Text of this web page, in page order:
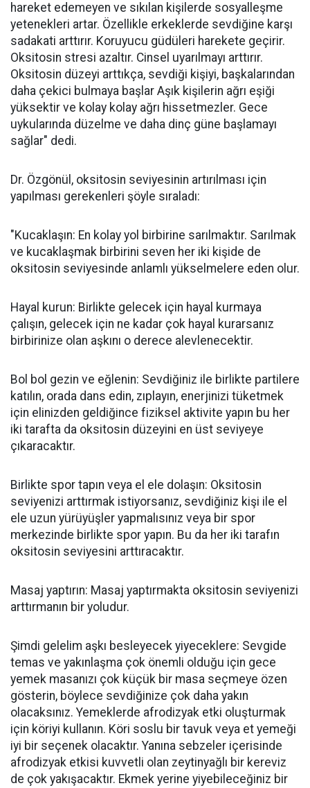
hareket edemeyen ve sıkılan kişilerde sosyalleşme
yetenekleri artar. Özellikle erkeklerde sevdiğine karşı
sadakati arttırır. Koruyucu güdüleri harekete geçirir.
Oksitosin stresi azaltır. Cinsel uyarılmayı arttırır.
Oksitosin düzeyi arttıkça, sevdiği kişiyi, başkalarından
daha çekici bulmaya başlar Aşık kişilerin ağrı eşiği
yüksektir ve kolay kolay ağrı hissetmezler. Gece
uykularında düzelme ve daha dinç güne başlamayı
sağlar" dedi.
Dr. Özgönül, oksitosin seviyesinin artırılması için
yapılması gerekenleri şöyle sıraladı:
"Kucaklaşın: En kolay yol birbirine sarılmaktır. Sarılmak
ve kucaklaşmak birbirini seven her iki kişide de
oksitosin seviyesinde anlamlı yükselmelere eden olur.
Hayal kurun: Birlikte gelecek için hayal kurmaya
çalışın, gelecek için ne kadar çok hayal kurarsanız
birbirinize olan aşkını o derece alevlenecektir.
Bol bol gezin ve eğlenin: Sevdiğiniz ile birlikte partilere
katılın, orada dans edin, zıplayın, enerjinizi tüketmek
için elinizden geldiğince fiziksel aktivite yapın bu her
iki tarafta da oksitosin düzeyini en üst seviyeye
çıkaracaktır.
Birlikte spor tapın veya el ele dolaşın: Oksitosin
seviyenizi arttırmak istiyorsanız, sevdiğiniz kişi ile el
ele uzun yürüyüşler yapmalısınız veya bir spor
merkezinde birlikte spor yapın. Bu da her iki tarafın
oksitosin seviyesini arttıracaktır.
Masaj yaptırın: Masaj yaptırmakta oksitosin seviyenizi
arttırmanın bir yoludur.
Şimdi gelelim aşkı besleyecek yiyeceklere: Sevgide
temas ve yakınlaşma çok önemli olduğu için gece
yemek masanızı çok küçük bir masa seçmeye özen
gösterin, böylece sevdiğinize çok daha yakın
olacaksınız. Yemeklerde afrodizyak etki oluşturmak
için köriyi kullanın. Köri soslu bir tavuk veya et yemeği
iyi bir seçenek olacaktır. Yanına sebzeler içerisinde
afrodizyak etkisi kuvvetli olan zeytinyağlı bir kereviz
de çok yakışacaktır. Ekmek yerine yiyebileceğiniz bir